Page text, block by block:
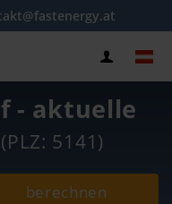
- aktuelle
(PLZ: 5141)
berechnen